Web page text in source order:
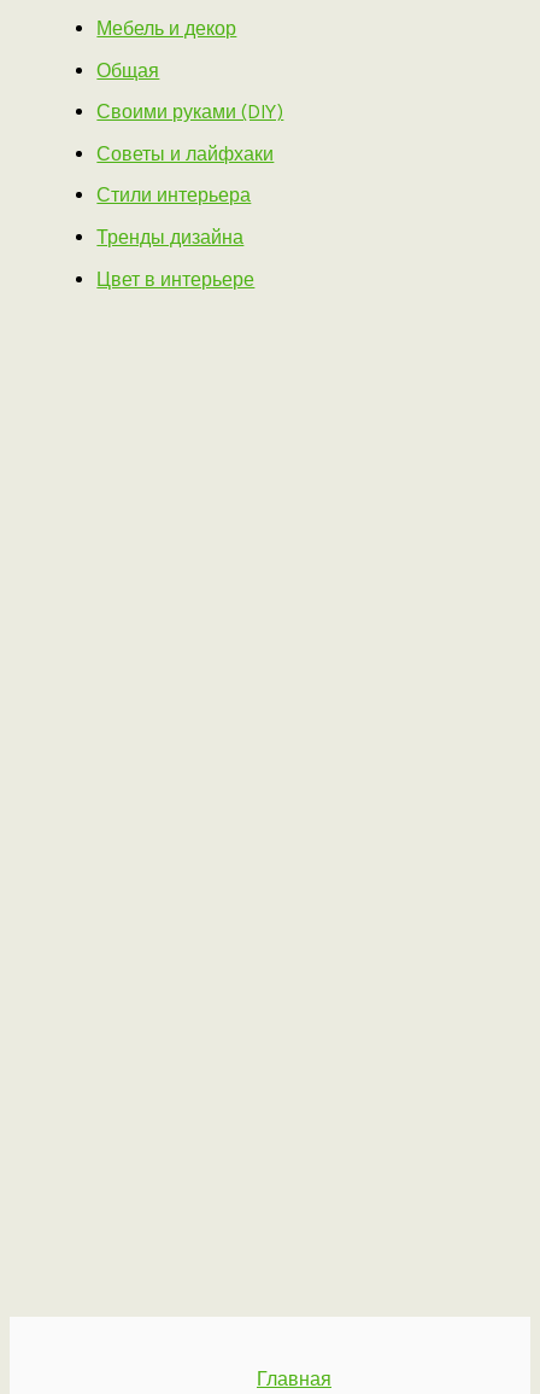
Мебель и декор
Общая
Своими руками (DIY)
Советы и лайфхаки
Стили интерьера
Тренды дизайна
Цвет в интерьере
Главная